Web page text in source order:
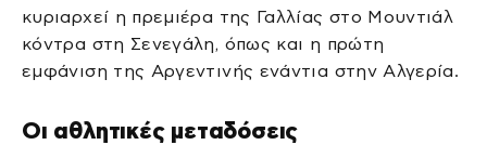
κυριαρχεί η πρεμιέρα της Γαλλίας στο Μουντιάλ
κόντρα στη Σενεγάλη, όπως και η πρώτη
εμφάνιση της Αργεντινής ενάντια στην Αλγερία.
Οι αθλητικές μεταδόσεις